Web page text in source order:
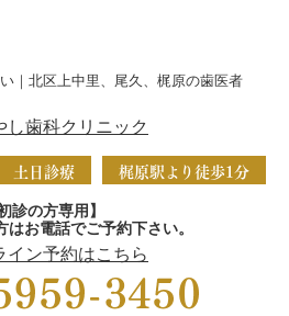
｜北区上中里、尾久、梶原の歯医者
土日診療 梶原駅より徒歩1分
診の方専用】
お電話でご予約下さい。